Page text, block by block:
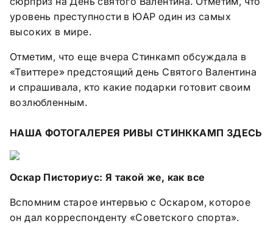
уровень преступности в ЮАР один из самых
высоких в мире.
Отметим, что еще вчера Стинкамп обсуждала в
«Твиттере» предстоящий день Святого Валентина
и спрашивала, кто какие подарки готовит своим
возлюбленным.
НАША ФОТОГАЛЕРЕЯ РИВЫ СТИНККАМП ЗДЕСЬ
Оскар Писториус: Я такой же, как все
Вспомним старое интервью с Оскаром, которое
он дал корреспонденту «Советского спорта».